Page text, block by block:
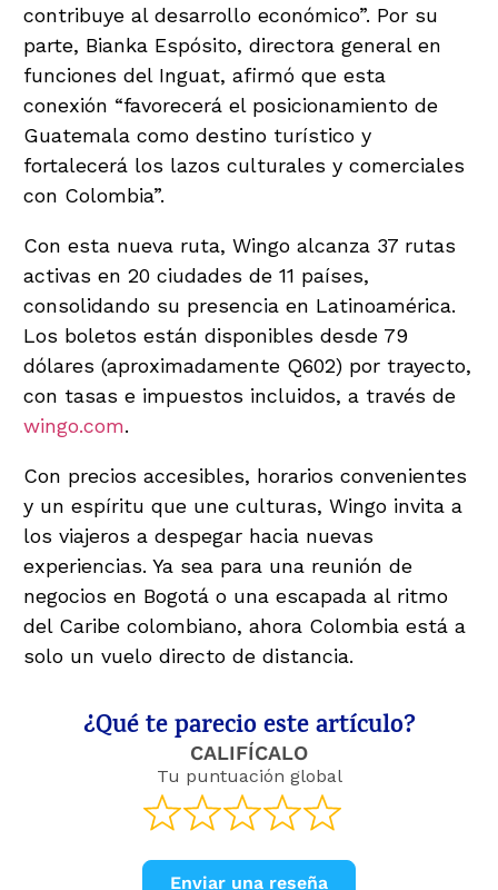
contribuye al desarrollo económico”. Por su
parte, Bianka Espósito, directora general en
funciones del Inguat, afirmó que esta
conexión “favorecerá el posicionamiento de
Guatemala como destino turístico y
fortalecerá los lazos culturales y comerciales
con Colombia”.
Con esta nueva ruta, Wingo alcanza 37 rutas
activas en 20 ciudades de 11 países,
consolidando su presencia en Latinoamérica.
Los boletos están disponibles desde 79
dólares (aproximadamente Q602) por trayecto,
con tasas e impuestos incluidos, a través de
wingo.com.
Con precios accesibles, horarios convenientes
y un espíritu que une culturas, Wingo invita a
los viajeros a despegar hacia nuevas
experiencias. Ya sea para una reunión de
negocios en Bogotá o una escapada al ritmo
del Caribe colombiano, ahora Colombia está a
solo un vuelo directo de distancia.
¿Qué te parecio este artículo?
CALIFÍCALO
Tu puntuación global
Enviar una reseña